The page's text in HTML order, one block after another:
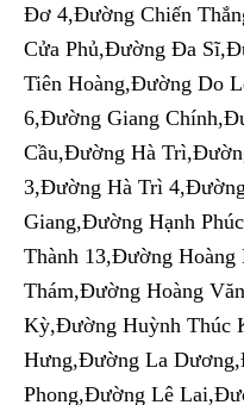
Đơ 4,Đường Chiến
Cửa Phủ,Đường Đa
Tiên Hoàng,Đường Do
6,Đường Giang
Cầu,Đường Hà
3,Đường Hà Trì
Giang,Đường Hạnh
Thành 13,Đường
Thám,Đường Hoàng
Kỳ,Đường Huỳnh Thúc
Hưng,Đường La
Phong,Đường Lê